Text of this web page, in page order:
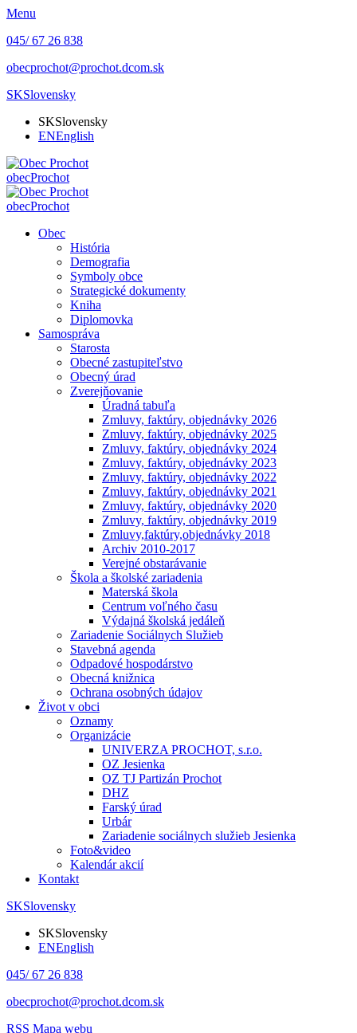
Menu
045/ 67 26 838
obecprochot@prochot.dcom.sk
SKSlovensky
SKSlovensky
ENEnglish
obecProchot
obecProchot
Obec
História
Demografia
Symboly obce
Strategické dokumenty
Kniha
Diplomovka
Samospráva
Starosta
Obecné zastupiteľstvo
Obecný úrad
Zverejňovanie
Úradná tabuľa
Zmluvy, faktúry, objednávky 2026
Zmluvy, faktúry, objednávky 2025
Zmluvy, faktúry, objednávky 2024
Zmluvy, faktúry, objednávky 2023
Zmluvy, faktúry, objednávky 2022
Zmluvy, faktúry, objednávky 2021
Zmluvy, faktúry, objednávky 2020
Zmluvy, faktúry, objednávky 2019
Zmluvy,faktúry,objednávky 2018
Archiv 2010-2017
Verejné obstarávanie
Škola a školské zariadenia
Materská škola
Centrum voľného času
Výdajná školská jedáleň
Zariadenie Sociálnych Služieb
Stavebná agenda
Odpadové hospodárstvo
Obecná knižnica
Ochrana osobných údajov
Život v obci
Oznamy
Organizácie
UNIVERZA PROCHOT, s.r.o.
OZ Jesienka
OZ TJ Partizán Prochot
DHZ
Farský úrad
Urbár
Zariadenie sociálnych služieb Jesienka
Foto&video
Kalendár akcií
Kontakt
SKSlovensky
SKSlovensky
ENEnglish
045/ 67 26 838
obecprochot@prochot.dcom.sk
RSS Mapa webu